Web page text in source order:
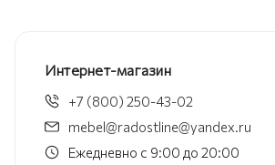
Интернет-магазин
+7 (800) 250-43-02
mebel@radostline@yandex.ru
Ежедневно с 9:00 до 20:00